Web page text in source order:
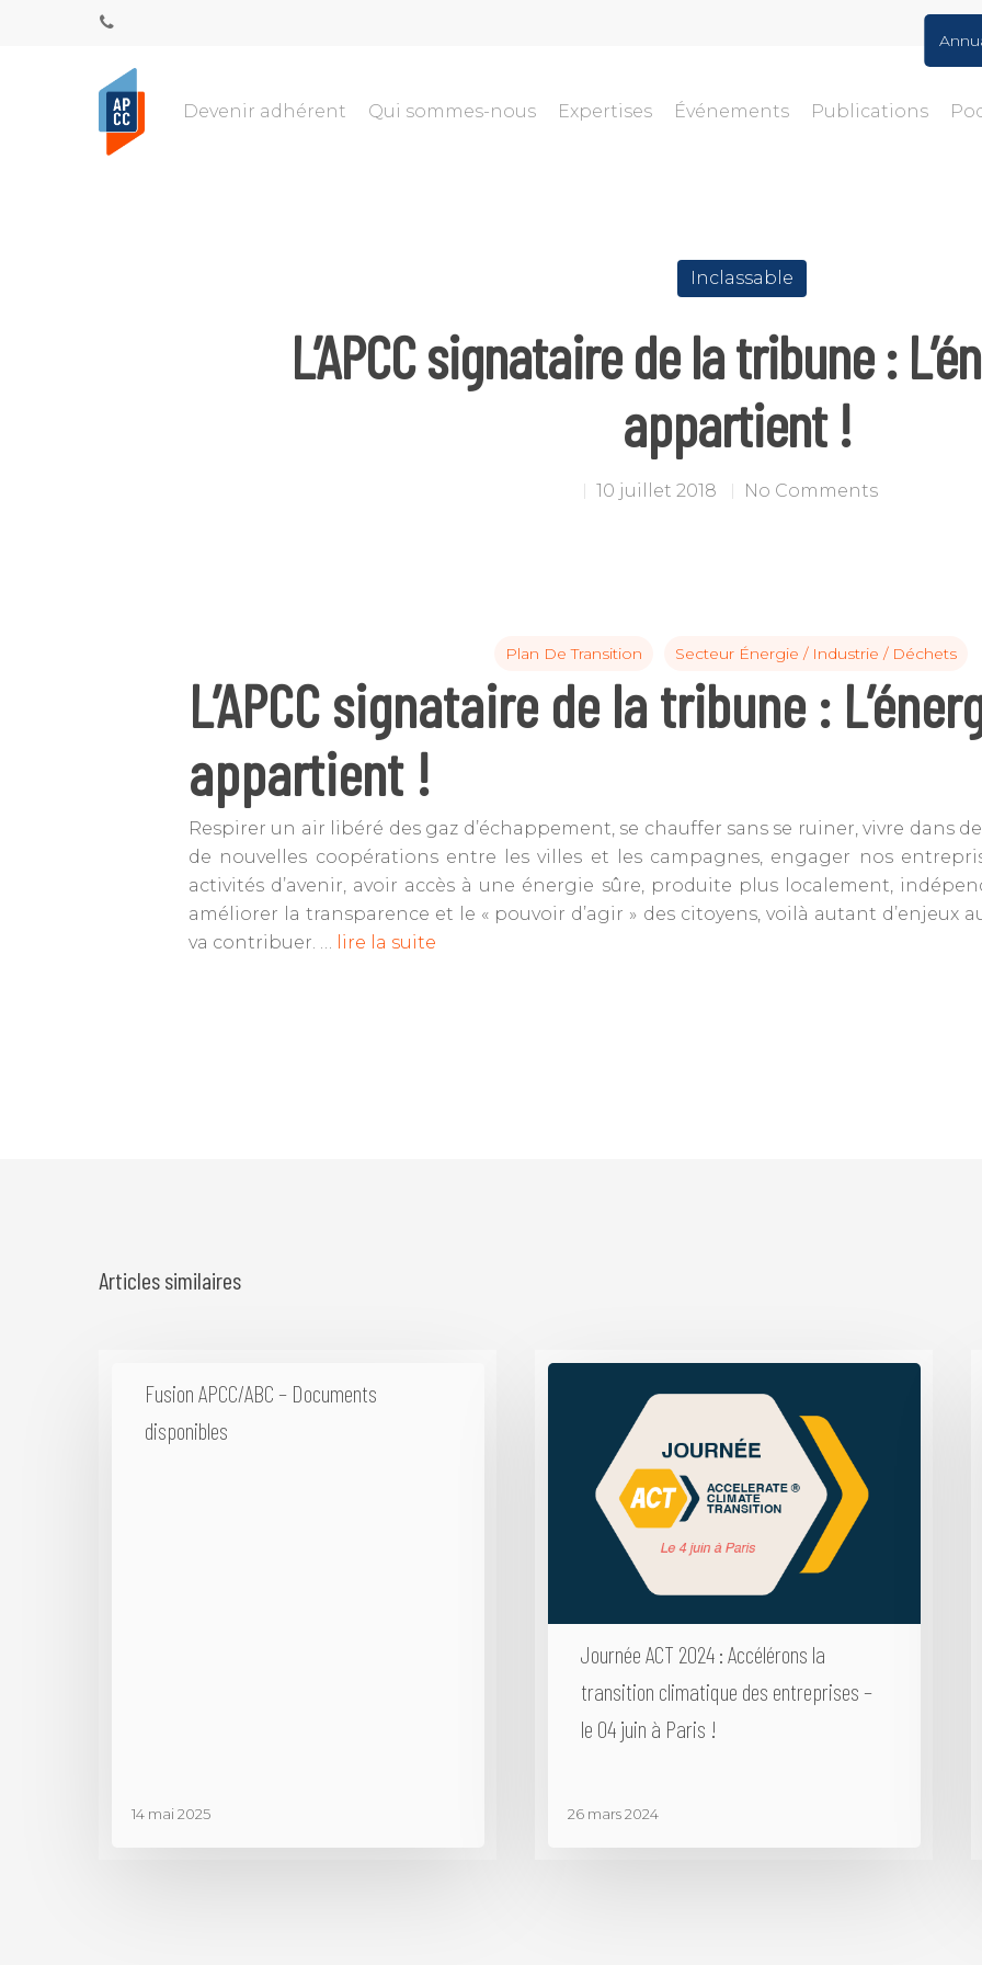
Tapez ENTRÉE pour rechercher ou ESC pour annuler
Devenir adhérent Qui sommes-nous Expertises Événements Publications
Inclassable
L’APCC signataire de la tribune :
appartient !
10 juillet 2018 No Comments
Plan De Transition Secteur Énergie / Industrie / Déchets
L’APCC signataire de la tribune :
appartient !
Respirer un air libéré des gaz d’échappement, se chauffer sans se ruiner, vivre dans
de nouvelles coopérations entre les villes et les campagnes, engager nos
activités d’avenir, avoir accès à une énergie sûre, produite plus localement,
améliorer la transparence et le « pouvoir d’agir » des citoyens, voilà autant d’enjeux
va contribuer. … lire la suite
Articles similaires
Fusion APCC/ABC – Documents
disponibles
14 mai 2025
Journée ACT 2024 : Accélérons la
transition climatique des entreprises –
le 04 juin à Paris !
26 mars 2024